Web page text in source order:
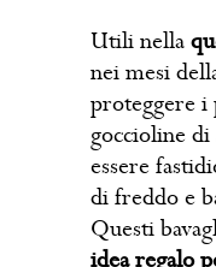
Utili nella
nei mesi
proteggere i
goccioline di
essere
di freddo e
Questi
idea regalo